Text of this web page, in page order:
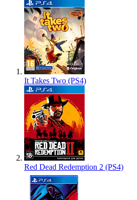
It Takes Two (PS4)
Red Dead Redemption 2 (PS4)